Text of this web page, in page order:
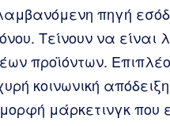
πηγή
Τείνουν να είναι
προϊόντων.
κοινωνική
μάρκετινγκ που